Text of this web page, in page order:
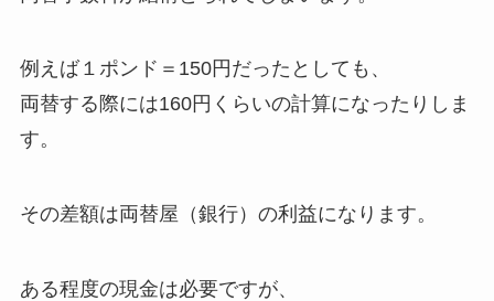
例えば１ポンド＝150円だったとしても、
両替する際には160円くらいの計算になったりしま
す。
その差額は両替屋（銀行）の利益になります。
ある程度の現金は必要ですが、